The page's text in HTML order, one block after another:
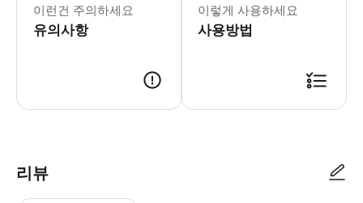
이런건 주의하세요
유의사항
이렇게 사용하세요
사용방법
리뷰